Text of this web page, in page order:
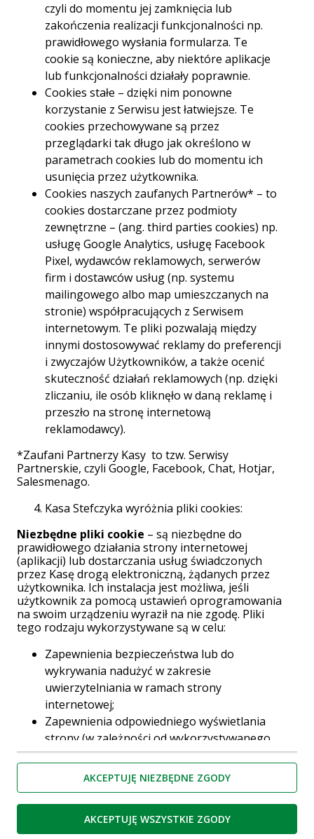
Jak wskazują zapisy Ustawy o kredycie
konsumenckim, przed zawarciem umowy
kredytodawca ma obowiązek sprawdzenia
zdolności kredytowej konsumenta. Czym jest
w praktyce zdolność kredytowa, jakie
elementy na nią wpływają i czy można ją
poprawić? Podpowiadamy.
Spis treści
Posiadanie wymaganej przez kredytodawcę
zdolności kredytowej to niezbędny element
otrzymania pozytywnej decyzji kredytowej.
Czym jest w praktyce zdolność kredytowa i od
czego zależy?
Czym jest zdolność
kredytowa?
Zdolność kredytowa to zdolność kredytobiorcy
do spłaty zaciągniętego zobowiązania wraz z
dodatkowymi kosztami w terminach
wskazanych w harmonogramie spłat. Często
kredytu, jakiego może udzielić konkretna
instytucja finansowa. Mówiąc w sporym
uproszczeniu, badając
wnioskującego, analitycy wyliczają, czy przy
jego zarobkach i kosztach będzie w stanie
spłacać raty kredytu w terminie.
czyli do momentu jej zamknięcia lub
zakończenia realizacji funkcjonalności np.
prawidłowego wysłania formularza. Te
cookie są konieczne, aby niektóre aplikacje
lub funkcjonalności działały poprawnie.
Cookies stałe – dzięki nim ponowne
korzystanie z Serwisu jest łatwiejsze. Te
cookies przechowywane są przez
przeglądarki tak długo jak określono w
parametrach cookies lub do momentu ich
usunięcia przez użytkownika.
Cookies naszych zaufanych Partnerów* – to
cookies dostarczane przez podmioty
zewnętrzne – (ang. third parties cookies) np.
usługę Google Analytics, usługę Facebook
Pixel, wydawców reklamowych, serwerów
firm i dostawców usług (np. systemu
mailingowego albo map umieszczanych na
stronie) współpracujących z Serwisem
internetowym. Te pliki pozwalają między
innymi dostosowywać reklamy do preferencji
i zwyczajów Użytkowników, a także ocenić
skuteczność działań reklamowych (np. dzięki
zliczaniu, ile osób kliknęło w daną reklamę i
przeszło na stronę internetową
reklamodawcy).
*Zaufani Partnerzy Kasy to tzw. Serwisy
Partnerskie, czyli Google, Facebook, Chat, Hotjar,
Salesmenago.
Kasa Stefczyka wyróżnia pliki cookies:
Niezbędne pliki cookie – są niezbędne do
prawidłowego działania strony internetowej
(aplikacji) lub dostarczania usług świadczonych
przez Kasę drogą elektroniczną, żądanych przez
użytkownika. Ich instalacja jest możliwa, jeśli
użytkownik za pomocą ustawień oprogramowania
na swoim urządzeniu wyraził na nie zgodę. Pliki
tego rodzaju wykorzystywane są w celu:
Zapewnienia bezpieczeństwa lub do
wykrywania nadużyć w zakresie
uwierzytelniania w ramach strony
internetowej;
Zapewnienia odpowiedniego wyświetlania
strony (w zależności od wykorzystywanego
urządzenia);
Podtrzymania sesji użytkownika na
wnioskach, formularzach oraz po
zalogowaniu do serwisu
Zapamiętania wybranych przez użytkownika
AKCEPTUJĘ NIEZBĘDNE ZGODY
AKCEPTUJĘ WSZYSTKIE ZGODY